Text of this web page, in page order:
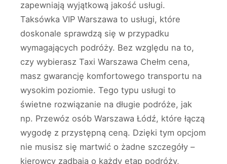
zapewniają wyjątkową jakość usługi.
Taksówka VIP Warszawa to usługi, które
doskonale sprawdzą się w przypadku
wymagających podróży. Bez względu na to,
czy wybierasz Taxi Warszawa Chełm cena,
masz gwarancję komfortowego transportu na
wysokim poziomie. Tego typu usługi to
świetne rozwiązanie na długie podróże, jak
np. Przewóz osób Warszawa Łódź, które łączą
wygodę z przystępną ceną. Dzięki tym opcjom
nie musisz się martwić o żadne szczegóły –
kierowcy zadbają o każdy etap podróży,